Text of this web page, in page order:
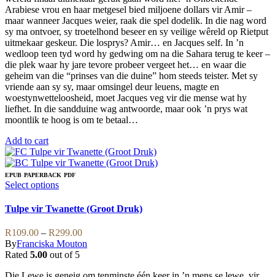
Arabiese vrou en haar metgesel bied miljoene dollars vir Amir –
maar wanneer Jacques weier, raak die spel dodelik. In die nag word
sy ma ontvoer, sy troetelhond beseer en sy veilige wêreld op Rietput
uitmekaar geskeur. Die losprys? Amir… en Jacques self. In ’n
wedloop teen tyd word hy gedwing om na die Sahara terug te keer –
die plek waar hy jare tevore probeer vergeet het… en waar die
geheim van die “prinses van die duine” hom steeds teister. Met sy
vriende aan sy sy, maar omsingel deur leuens, magte en
woestynwetteloosheid, moet Jacques veg vir die mense wat hy
liefhet. In die sandduine wag antwoorde, maar ook ’n prys wat
moontlik te hoog is om te betaal…
Add to cart
EPUB PAPERBACK PDF
Select optionsThis
has
multiple
variants.
The
options
may
be
Tulpe vir Twanette (Groot Druk)
R109.00 – R299.00Price
range:
ByFranciska Mouton
Rated 5.00 out of 5